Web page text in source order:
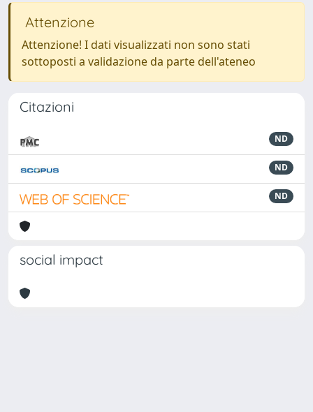
Attenzione
Attenzione! I dati visualizzati non sono stati
sottoposti a validazione da parte dell'ateneo
Citazioni
ND
ND
ND
social impact